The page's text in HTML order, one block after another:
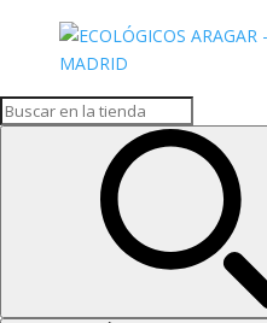
SNACK
0,76 €
Bolitas de arroz y maiz